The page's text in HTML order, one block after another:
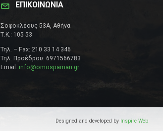
ΕΠΙΚΟΙΝΩΝΊΑ
Σοφοκλέους 53Α, Αθήνα
Τ.Κ.: 105 53
Τηλ. – Fax: 210 33 14 346
Τηλ. Προέδρου: 6971566783
Email: info@omospamari.gr
Designed and developed by Inspire Web